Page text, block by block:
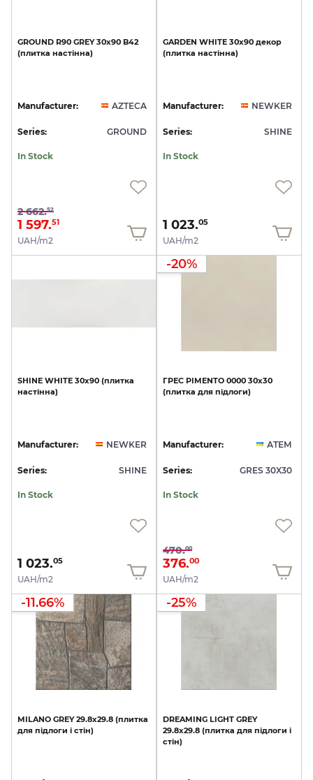
GROUND R90 GREY 30x90 B42
(плитка настінна)
Manufacturer: AZTECA
Series: GROUND
In Stock
2 662.52
1 597.51
UAH/m2
GARDEN WHITE 30x90 декор
(плитка настінна)
Manufacturer: NEWKER
Series: SHINE
In Stock
1 023.05
UAH/m2
SHINE WHITE 30x90 (плитка
настінна)
Manufacturer: NEWKER
Series: SHINE
In Stock
1 023.05
UAH/m2
-20%
ГРЕС PIMENTO 0000 30х30
(плитка для підлоги)
Manufacturer: АТЕМ
Series: GRES 30X30
In Stock
470.00
376.00
UAH/m2
-11.66%
MILANO GREY 29.8х29.8 (плитка
для підлоги і стін)
-25%
DREAMING LIGHT GREY
29.8х29.8 (плитка для підлоги і
стін)